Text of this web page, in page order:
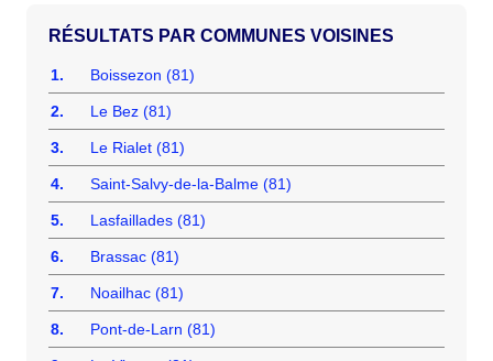
COMMUNES VOISINES
1. Boissezon (81)
2. Le Bez (81)
3. Le Rialet (81)
4. Saint-Salvy-de-la-Balme (81)
5. Lasfaillades (81)
6. Brassac (81)
7. Noailhac (81)
8. Pont-de-Larn (81)